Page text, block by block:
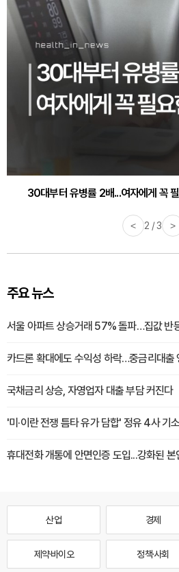
30대부터 유병률 2배...여자에게 꼭
감기·독감 예방하고 면역력 높이는
< 2 / 3 >
주요 뉴스
서울 아파트 상승거래 57% 돌파…집값 반
카드론 확대에도 수익성 하락…중금리대출
국채금리 상승, 자영업자 대출 부담 커진다
'미·이란 전쟁 틈타 유가 담합' 정유 4사 기
휴대전화 개통에 안면인증 도입...강화된
산업 경제
제약·바이오 정책·사회